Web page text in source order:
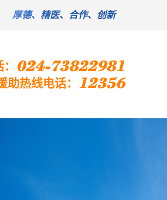
厚德、精医、合作、创新
024-73822981
热线电话： 12356